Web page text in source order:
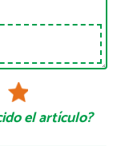
el artículo?